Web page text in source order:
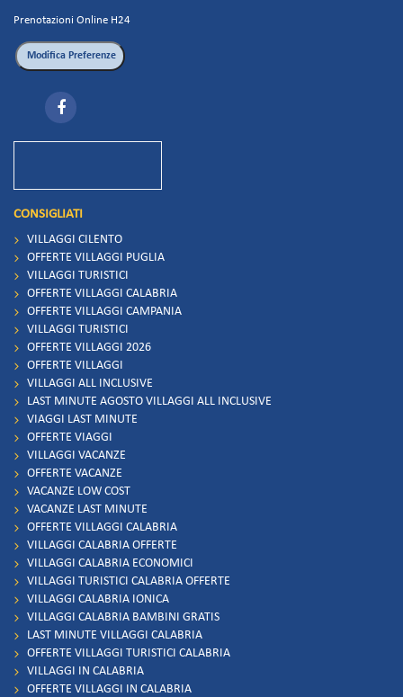
Prenotazioni Online H24
CONSIGLIATI
VILLAGGI CILENTO
OFFERTE VILLAGGI PUGLIA
VILLAGGI TURISTICI
OFFERTE VILLAGGI CALABRIA
OFFERTE VILLAGGI CAMPANIA
VILLAGGI TURISTICI
OFFERTE VILLAGGI 2026
OFFERTE VILLAGGI
VILLAGGI ALL INCLUSIVE
LAST MINUTE AGOSTO VILLAGGI ALL INCLUSIVE
VIAGGI LAST MINUTE
OFFERTE VIAGGI
VILLAGGI VACANZE
OFFERTE VACANZE
VACANZE LOW COST
VACANZE LAST MINUTE
OFFERTE VILLAGGI CALABRIA
VILLAGGI CALABRIA OFFERTE
VILLAGGI CALABRIA ECONOMICI
VILLAGGI TURISTICI CALABRIA OFFERTE
VILLAGGI CALABRIA IONICA
VILLAGGI CALABRIA BAMBINI GRATIS
LAST MINUTE VILLAGGI CALABRIA
OFFERTE VILLAGGI TURISTICI CALABRIA
VILLAGGI IN CALABRIA
OFFERTE VILLAGGI IN CALABRIA